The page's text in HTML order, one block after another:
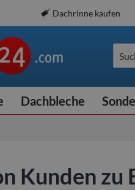
Dachrinne kaufen
Dachbleche
Kunden